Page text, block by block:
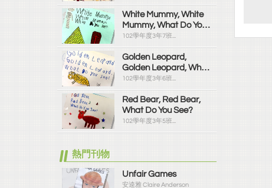
White Mummy, White
Mummy, What Do You
See?
102學年度3年7班...
Golden Leopard,
Golden Leopard, What
Do You See?
102學年度3年6班...
Red Bear, Red Bear,
What Do You See?
102學年度3年5班...
熱門刊物
Unfair Games
安逵雅 Claire Anderson